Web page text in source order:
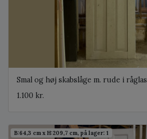
Smal og høj skabslåge m. rude i råglas
1.100 kr.
B:64,3 cm x H:209,7 cm, på lager: 1